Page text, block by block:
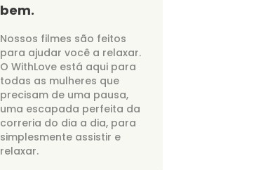
bem.
Nossos filmes são feitos
para ajudar você a relaxar.
O WithLove está aqui para
todas as mulheres que
precisam de uma pausa,
uma escapada perfeita da
correria do dia a dia, para
simplesmente assistir e
relaxar.